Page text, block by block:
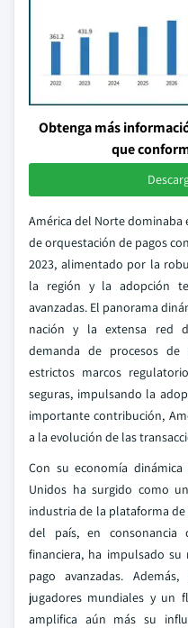
Obtenga más
que
América del Norte
de orquestación de pagos
2023, alimentado por la
la región y la adopción
avanzadas. El panorama
nación y la extensa red
demanda de procesos de
estrictos marcos
seguras, impulsando la
importante contribución,
a la evolución de las
Con su economía
Unidos ha surgido como
industria de la plataforma
del país, en consonancia
financiera, ha impulsado
pago avanzadas.
jugadores mundiales y un
amplifica aún más su